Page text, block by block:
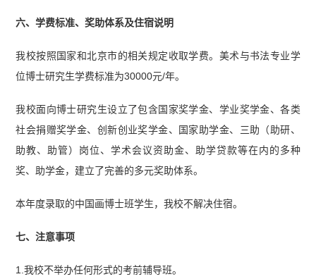
六、学费标准、奖助体系及住宿说明
我校按照国家和北京市的相关规定收取学费。美术与书法专业学
位博士研究生学费标准为30000元/年。
我校面向博士研究生设立了包含国家奖学金、学业奖学金、各类
社会捐赠奖学金、创新创业奖学金、国家助学金、三助（助研、
助教、助管）岗位、学术会议资助金、助学贷款等在内的多种
奖、助学金，建立了完善的多元奖助体系。
本年度录取的中国画博士班学生，我校不解决住宿。
七、注意事项
1.我校不举办任何形式的考前辅导班。